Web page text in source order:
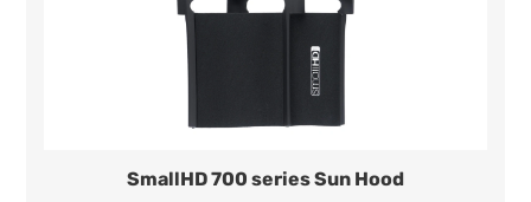
SmallHD 700 series Sun Hood